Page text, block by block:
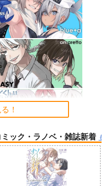
ーラ煩悩学園 ～勇者、教師に
堕とされる～ 1
ソッとロシア語でデレる勇者
のアーリャさん
ふかダンジョン攻略記 19
インゴクダンチ
ドルマスター ミリオンラ
！
ミック・ラノベ・雑誌新着